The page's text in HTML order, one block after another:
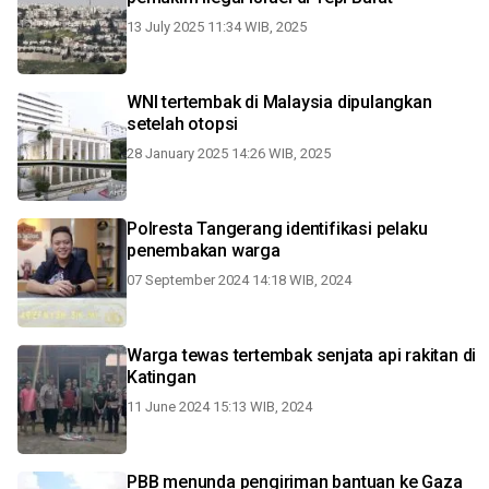
13 July 2025 11:34 WIB, 2025
WNI tertembak di Malaysia dipulangkan
setelah otopsi
28 January 2025 14:26 WIB, 2025
Polresta Tangerang identifikasi pelaku
penembakan warga
07 September 2024 14:18 WIB, 2024
Warga tewas tertembak senjata api rakitan di
Katingan
11 June 2024 15:13 WIB, 2024
PBB menunda pengiriman bantuan ke Gaza